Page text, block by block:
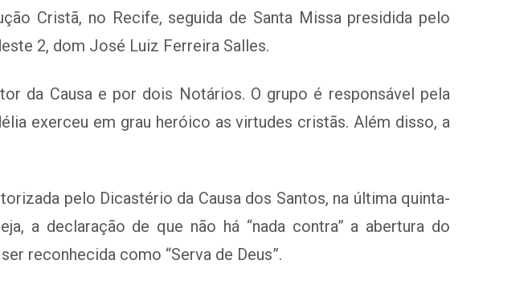
Cristã, no Recife, seguida de Santa Missa presidida pelo
2, dom José Luiz Ferreira Salles.
da Causa e por dois Notários. O grupo é responsável pela
exerceu em grau heróico as virtudes cristãs. Além disso, a
pelo Dicastério da Causa dos Santos, na última quinta-
a declaração de que não há “nada contra” a abertura do
reconhecida como “Serva de Deus”.